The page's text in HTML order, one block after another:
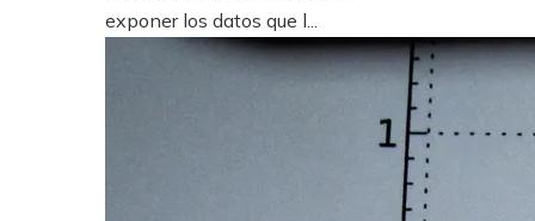
exponer los datos que l...